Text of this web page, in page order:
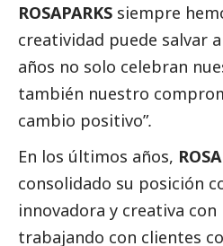
ROSAPARKS siempre
creatividad puede salvar
años no solo celebran
también nuestro
cambio positivo”.
En los últimos años,
consolidado su posición
innovadora y creativa
trabajando con clientes